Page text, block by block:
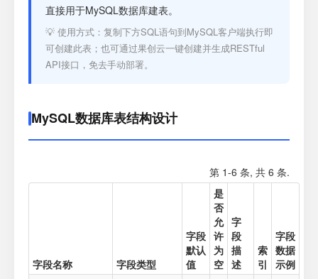
接口测试
直接用于MySQL数据库建表。
💡 使用方式：复制下方SQL语句到MySQL客户端执行即
可创建此表；也可通过果创云一键创建并生成RESTful
API接口，免去手动部署。
MySQL数据库表结构设计
第 1-6 条, 共 6 条.
字段名称 字段类型
字段
默认
值
是
否
允
许
为
空
字
段
描
述
索
引
字段
数据
示例